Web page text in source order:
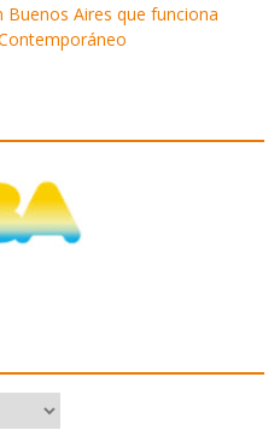
Buenos Aires que funciona